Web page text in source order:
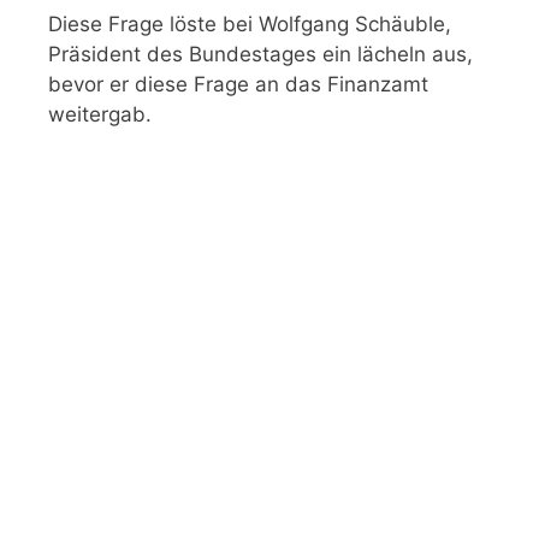
Diese Frage löste bei Wolfgang Schäuble,
Präsident des Bundestages ein lächeln aus,
bevor er diese Frage an das Finanzamt
weitergab.